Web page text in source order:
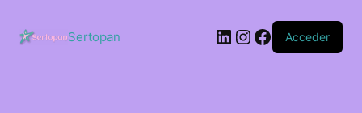
contenido
Sertopan LinkedIn
Instagram
Facebook
Acceder